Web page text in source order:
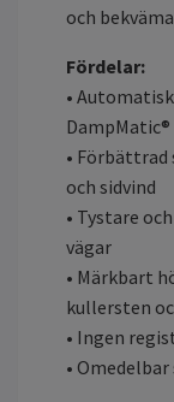
och
Fördelar:
•
DampMatic®
•
och sidvind
• Tystare
vägar
• Märkbart
kullersten
• Ingen
•